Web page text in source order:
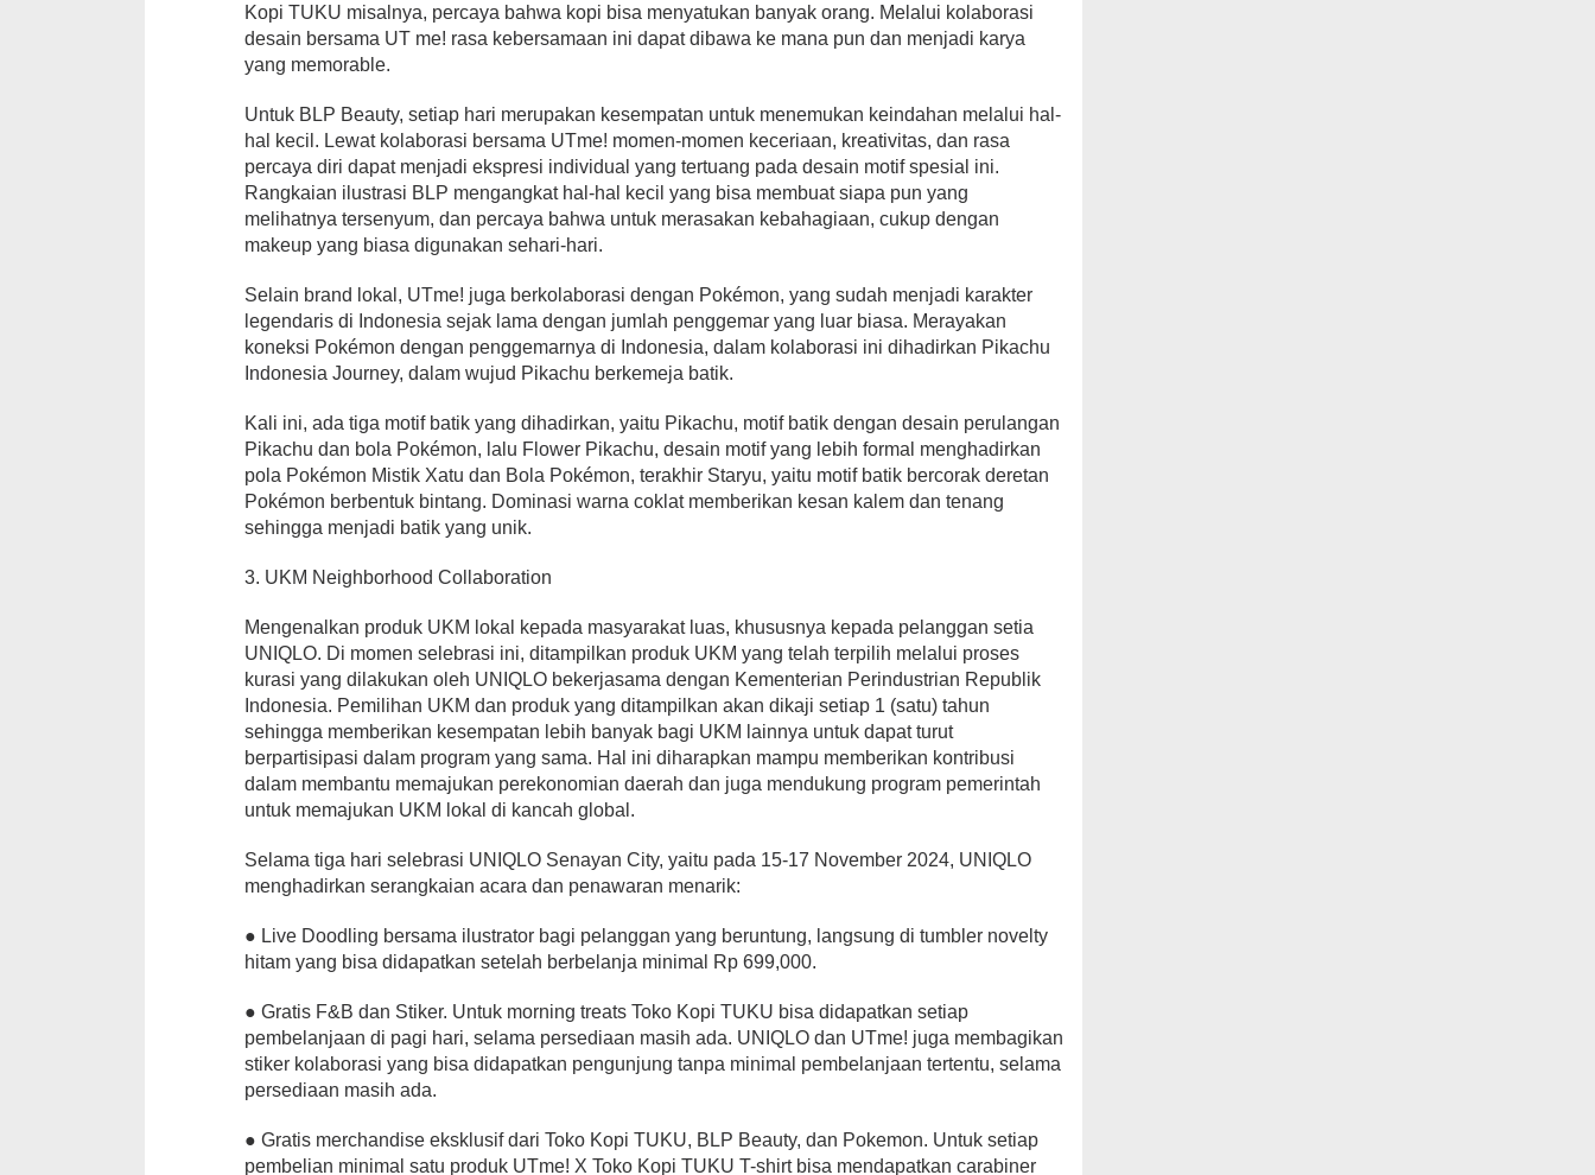
Kopi TUKU misalnya, percaya bahwa kopi bisa menyatukan banyak orang. Melalui kolaborasi
desain bersama UT me! rasa kebersamaan ini dapat dibawa ke mana pun dan menjadi karya
yang memorable.
Untuk BLP Beauty, setiap hari merupakan kesempatan untuk menemukan keindahan melalui hal-
hal kecil. Lewat kolaborasi bersama UTme! momen-momen keceriaan, kreativitas, dan rasa
percaya diri dapat menjadi ekspresi individual yang tertuang pada desain motif spesial ini.
Rangkaian ilustrasi BLP mengangkat hal-hal kecil yang bisa membuat siapa pun yang
melihatnya tersenyum, dan percaya bahwa untuk merasakan kebahagiaan, cukup dengan
makeup yang biasa digunakan sehari-hari.
Selain brand lokal, UTme! juga berkolaborasi dengan Pokémon, yang sudah menjadi karakter
legendaris di Indonesia sejak lama dengan jumlah penggemar yang luar biasa. Merayakan
koneksi Pokémon dengan penggemarnya di Indonesia, dalam kolaborasi ini dihadirkan Pikachu
Indonesia Journey, dalam wujud Pikachu berkemeja batik.
Kali ini, ada tiga motif batik yang dihadirkan, yaitu Pikachu, motif batik dengan desain perulangan
Pikachu dan bola Pokémon, lalu Flower Pikachu, desain motif yang lebih formal menghadirkan
pola Pokémon Mistik Xatu dan Bola Pokémon, terakhir Staryu, yaitu motif batik bercorak deretan
Pokémon berbentuk bintang. Dominasi warna coklat memberikan kesan kalem dan tenang
sehingga menjadi batik yang unik.
3. UKM Neighborhood Collaboration
Mengenalkan produk UKM lokal kepada masyarakat luas, khususnya kepada pelanggan setia
UNIQLO. Di momen selebrasi ini, ditampilkan produk UKM yang telah terpilih melalui proses
kurasi yang dilakukan oleh UNIQLO bekerjasama dengan Kementerian Perindustrian Republik
Indonesia. Pemilihan UKM dan produk yang ditampilkan akan dikaji setiap 1 (satu) tahun
sehingga memberikan kesempatan lebih banyak bagi UKM lainnya untuk dapat turut
berpartisipasi dalam program yang sama. Hal ini diharapkan mampu memberikan kontribusi
dalam membantu memajukan perekonomian daerah dan juga mendukung program pemerintah
untuk memajukan UKM lokal di kancah global.
Selama tiga hari selebrasi UNIQLO Senayan City, yaitu pada 15-17 November 2024, UNIQLO
menghadirkan serangkaian acara dan penawaran menarik:
● Live Doodling bersama ilustrator bagi pelanggan yang beruntung, langsung di tumbler novelty
hitam yang bisa didapatkan setelah berbelanja minimal Rp 699,000.
● Gratis F&B dan Stiker. Untuk morning treats Toko Kopi TUKU bisa didapatkan setiap
pembelanjaan di pagi hari, selama persediaan masih ada. UNIQLO dan UTme! juga membagikan
stiker kolaborasi yang bisa didapatkan pengunjung tanpa minimal pembelanjaan tertentu, selama
persediaan masih ada.
● Gratis merchandise eksklusif dari Toko Kopi TUKU, BLP Beauty, dan Pokemon. Untuk setiap
pembelian minimal satu produk UTme! X Toko Kopi TUKU T-shirt bisa mendapatkan carabiner